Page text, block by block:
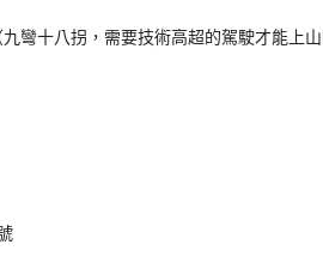
九彎十八拐，需要技術高超的駕駛才能上